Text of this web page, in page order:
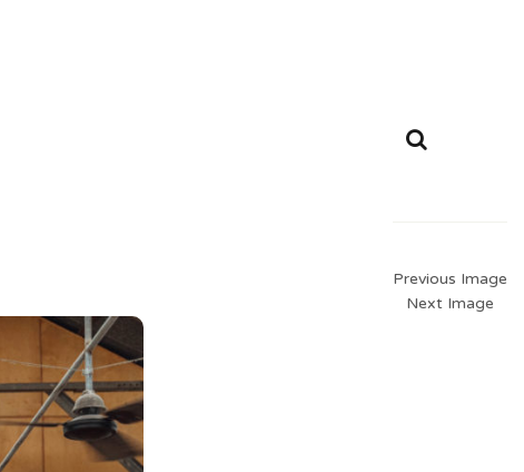
Previous Image
Next Image